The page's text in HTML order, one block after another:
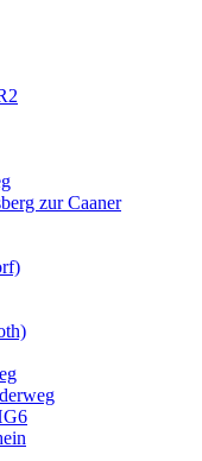
zur Caaner